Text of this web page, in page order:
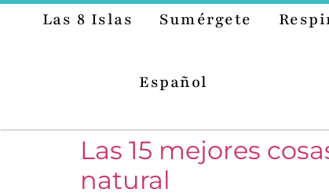
Las 8 Islas Sumérgete
Español
Las 15 mejores
natural